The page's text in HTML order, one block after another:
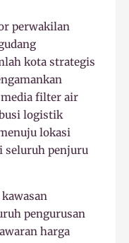
perwakilan
kota strategis
filter air
logistik
lokasi
seluruh penjuru
pengurusan
harga